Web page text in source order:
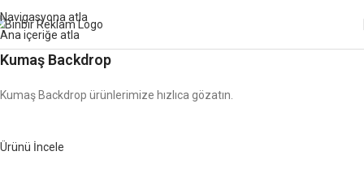
Navigasyona atla
Ana içeriğe atla
Kumaş Backdrop
Kumaş Backdrop ürünlerimize hızlıca gözatın.
Ürünü İncele